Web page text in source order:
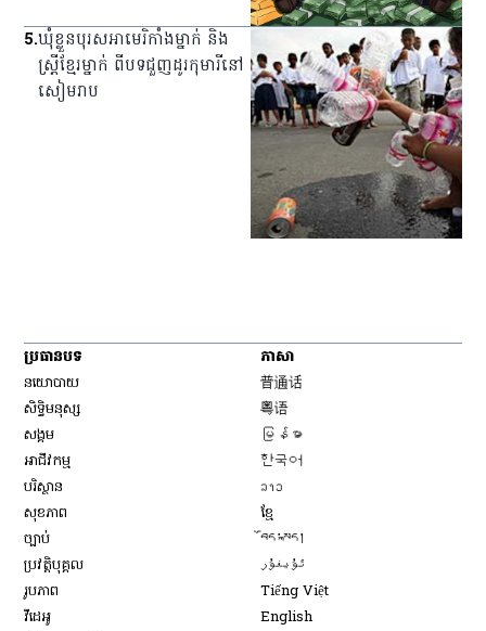
5.ឃុំ​ខ្លួន​បុរស​អាមេរិកាំង​ម្នាក់ និង​
ស្ត្រី​ខ្មែរ​ម្នាក់ ពី​បទ​ជួញ​ដូរ​កុមារី​នៅ​
សៀមរាប
ប្រធានបទ
នយោបាយ
សិទ្ធិ​មនុស្ស
សង្គម
អាជីវកម្ម
បរិស្ថាន
សុខភាព
ច្បាប់
ប្រវត្តិបុគ្គល
រូបភាព
វីដេអូ
ភាសា
普通话
粤语
မြန်မာ
한국어
ລາວ
ខ្មែ
བོད་སྐད།
ئۇيغۇر
Tiếng Việt
English